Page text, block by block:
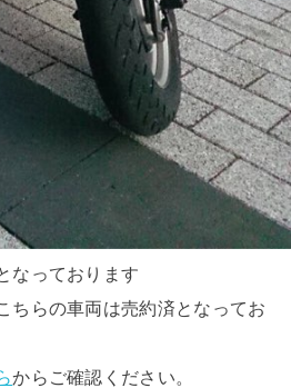
なっております
ちらの車両は売約済となってお
からご確認ください。